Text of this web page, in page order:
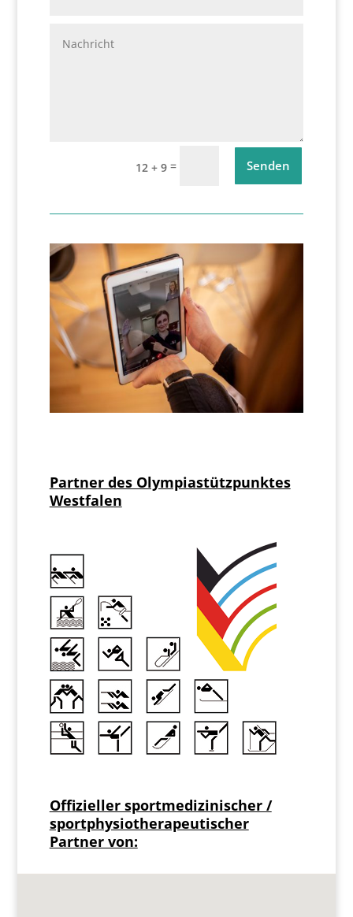
12 + 9 = Senden
Partner des Olympiastützpunktes
Westfalen
Offizieller sportmedizinischer /
sportphysiotherapeutischer
Partner von: